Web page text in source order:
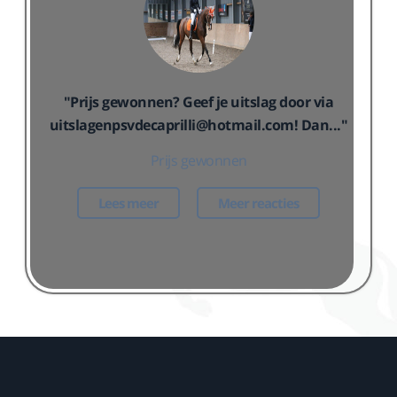
"Prijs gewonnen? Geef je uitslag door via
uitslagenpsvdecaprilli@hotmail.com! Dan..."
Prijs gewonnen
Lees meer Meer reacties